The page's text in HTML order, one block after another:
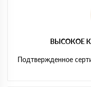
ВЫСОКОЕ
Подтвержденное